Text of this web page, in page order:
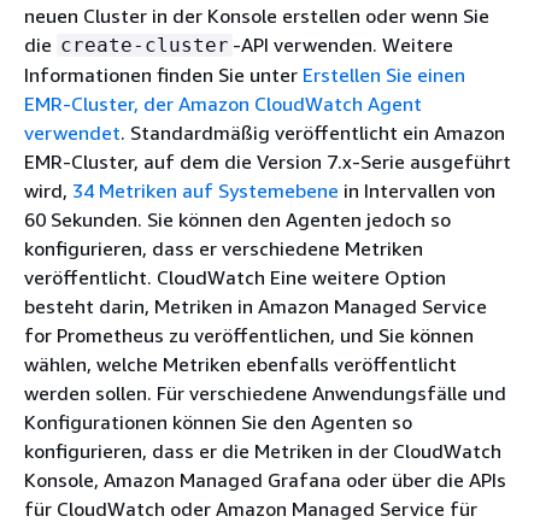
neuen Cluster in der Konsole erstellen oder wenn Sie
die create-cluster -API verwenden. Weitere
Informationen finden Sie unter Erstellen Sie einen
EMR-Cluster, der Amazon CloudWatch Agent
verwendet. Standardmäßig veröffentlicht ein Amazon
EMR-Cluster, auf dem die Version 7.x-Serie ausgeführt
wird, 34 Metriken auf Systemebene in Intervallen von
60 Sekunden. Sie können den Agenten jedoch so
konfigurieren, dass er verschiedene Metriken
veröffentlicht. CloudWatch Eine weitere Option
besteht darin, Metriken in Amazon Managed Service
for Prometheus zu veröffentlichen, und Sie können
wählen, welche Metriken ebenfalls veröffentlicht
werden sollen. Für verschiedene Anwendungsfälle und
Konfigurationen können Sie den Agenten so
konfigurieren, dass er die Metriken in der CloudWatch
Konsole, Amazon Managed Grafana oder über die APIs
für CloudWatch oder Amazon Managed Service für